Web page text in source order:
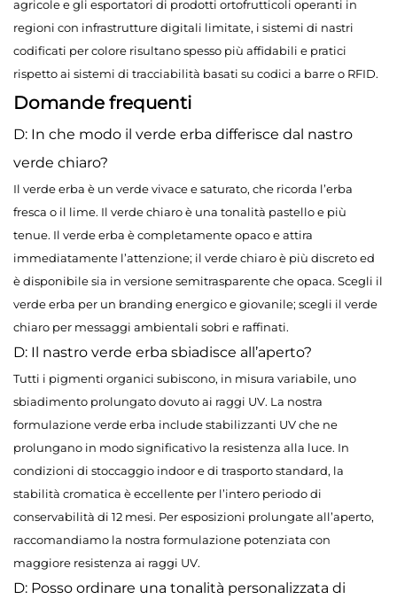
agricole e gli esportatori di prodotti ortofrutticoli operanti in
regioni con infrastrutture digitali limitate, i sistemi di nastri
codificati per colore risultano spesso più affidabili e pratici
rispetto ai sistemi di tracciabilità basati su codici a barre o RFID.
Domande frequenti
D: In che modo il verde erba differisce dal nastro
verde chiaro?
Il verde erba è un verde vivace e saturato, che ricorda l’erba
fresca o il lime. Il verde chiaro è una tonalità pastello e più
tenue. Il verde erba è completamente opaco e attira
immediatamente l’attenzione; il verde chiaro è più discreto ed
è disponibile sia in versione semitrasparente che opaca. Scegli il
verde erba per un branding energico e giovanile; scegli il verde
chiaro per messaggi ambientali sobri e raffinati.
D: Il nastro verde erba sbiadisce all’aperto?
Tutti i pigmenti organici subiscono, in misura variabile, uno
sbiadimento prolungato dovuto ai raggi UV. La nostra
formulazione verde erba include stabilizzanti UV che ne
prolungano in modo significativo la resistenza alla luce. In
condizioni di stoccaggio indoor e di trasporto standard, la
stabilità cromatica è eccellente per l’intero periodo di
conservabilità di 12 mesi. Per esposizioni prolungate all’aperto,
raccomandiamo la nostra formulazione potenziata con
maggiore resistenza ai raggi UV.
D: Posso ordinare una tonalità personalizzata di